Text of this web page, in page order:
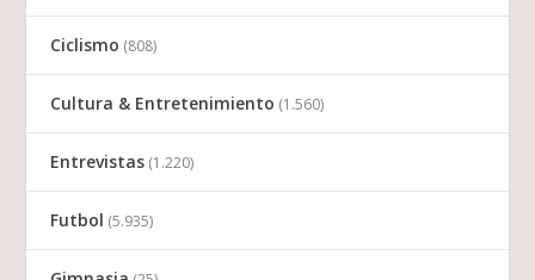
Ciclismo (808)
Cultura & Entretenimiento (1.560)
Entrevistas (1.220)
Futbol (5.935)